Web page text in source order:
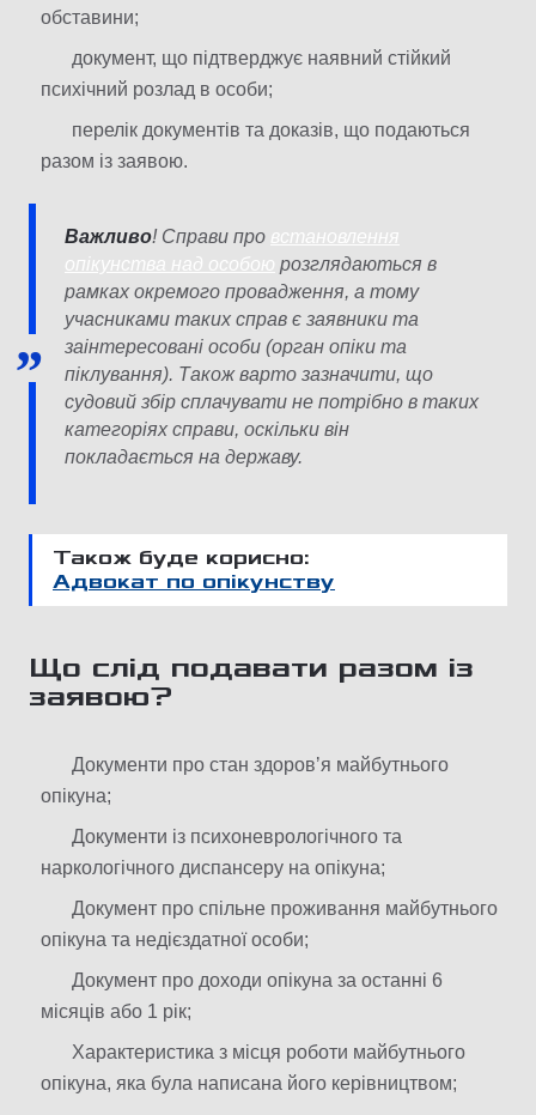
обставини;
документ, що підтверджує наявний стійкий
психічний розлад в особи;
перелік документів та доказів, що подаються
разом із заявою.
Важливо! Справи про встановлення
опікунства над особою розглядаються в
рамках окремого провадження, а тому
учасниками таких справ є заявники та
заінтересовані особи (орган опіки та
піклування). Також варто зазначити, що
судовий збір сплачувати не потрібно в таких
категоріях справи, оскільки він
покладається на державу.
Також буде корисно:
Адвокат по опікунству
Що слід подавати разом із
заявою?
Документи про стан здоровʼя майбутнього
опікуна;
Документи із психоневрологічного та
наркологічного диспансеру на опікуна;
Документ про спільне проживання майбутнього
опікуна та недієздатної особи;
Документ про доходи опікуна за останні 6
місяців або 1 рік;
Характеристика з місця роботи майбутнього
опікуна, яка була написана його керівництвом;